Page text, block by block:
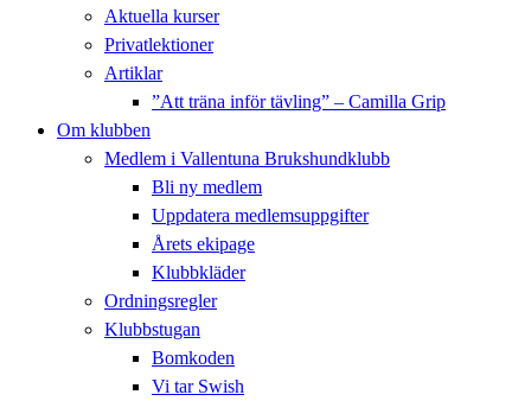
Aktuella kurser
Privatlektioner
Artiklar
”Att träna inför tävling” – Camilla Grip
Om klubben
Medlem i Vallentuna Brukshundklubb
Bli ny medlem
Uppdatera medlemsuppgifter
Årets ekipage
Klubbkläder
Ordningsregler
Klubbstugan
Bomkoden
Vi tar Swish